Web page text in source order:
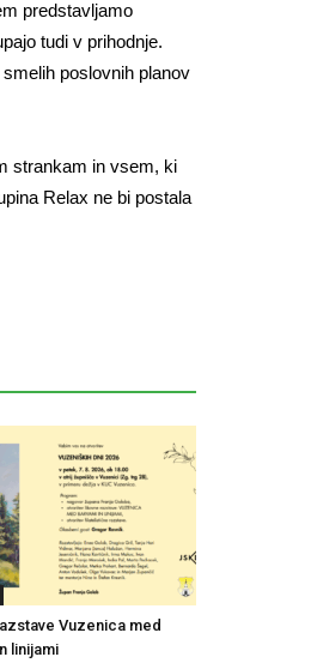
predstavljamo
tudi v prihodnje.
poslovnih planov
strankam in vsem, ki
Relax ne bi postala
Vuzenica med
linijami